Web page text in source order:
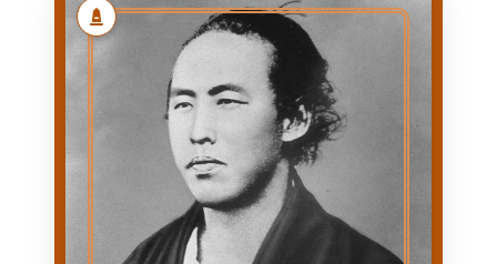
SAKAMOTO RYŌMA
SAKAMOTO
RYŌMA
NAISSANCE
1838/01/03
1867/12/10
NAISSANCE DANS UNE
FAMILLE DE SAMOURAÏS
DE BAS RANG (GŌSHI) À
KŌCHI (DOMAINE DE
TOSA)
DATE
D'APPARITION
1836/01/03